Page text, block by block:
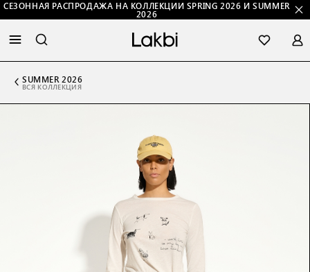
СЕЗОННАЯ РАСПРОДАЖА НА КОЛЛЕКЦИИ SPRING 2026 И SUMMER
2026
SUMMER 2026
ВСЯ КОЛЛЕКЦИЯ